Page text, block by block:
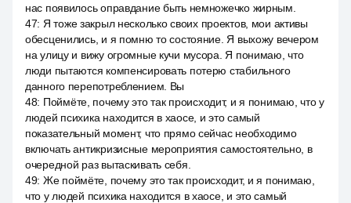
нас появилось оправдание быть немножечко жирным.
47: Я тоже закрыл несколько своих проектов, мои активы
обесценились, и я помню то состояние. Я выхожу вечером
на улицу и вижу огромные кучи мусора. Я понимаю, что
люди пытаются компенсировать потерю стабильного
данного перепотреблением. Вы
48: Поймёте, почему это так происходит, и я понимаю, что у
людей психика находится в хаосе, и это самый
показательный момент, что прямо сейчас необходимо
включать антикризисные мероприятия самостоятельно, в
очередной раз вытаскивать себя.
49: Же поймёте, почему это так происходит, и я понимаю,
что у людей психика находится в хаосе, и это самый